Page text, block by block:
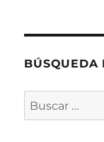
BÚSQUEDA
Buscar
por: